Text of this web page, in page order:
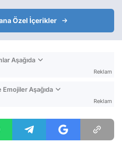
Özel İçerikler
Aşağıda
Reklam
Aşağıda
Reklam